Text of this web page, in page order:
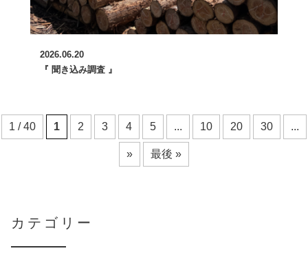
2026.06.20
『 聞き込み調査 』
1 / 40 1 2 3 4 5 ... 10 20 30 ...
» 最後 »
カテゴリー